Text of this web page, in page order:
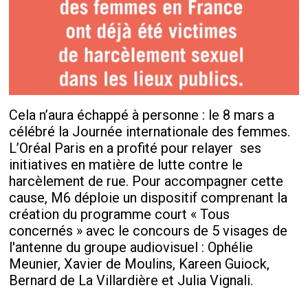
Cela n’aura échappé à personne : le 8 mars a
célébré la Journée internationale des femmes.
L’Oréal Paris en a profité pour relayer ses
initiatives en matière de lutte contre le
harcèlement de rue. Pour accompagner cette
cause, M6 déploie un dispositif comprenant la
création du programme court « Tous
concernés » avec le concours de 5 visages de
l'antenne du groupe audiovisuel : Ophélie
Meunier, Xavier de Moulins, Kareen Guiock,
Bernard de La Villardière et Julia Vignali.